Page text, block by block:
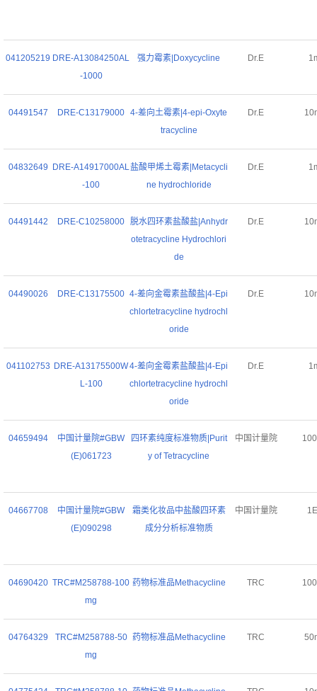
041205219 DRE-A13084250AL
-1000
强力霉素|Doxycycline Dr.E
04491547 DRE-C13179000 4-差向土霉素|4-epi-Oxyte
tracycline
Dr.E
04832649
DRE-A14917000AL
-100
盐酸甲烯土霉素|Metacycli
ne hydrochloride
Dr.E
04491442 DRE-C10258000 脱水四环素盐酸盐|Anhydr
otetracycline Hydrochlori
de
Dr.E
04490026 DRE-C13175500 4-差向金霉素盐酸盐|4-Epi
chlortetracycline hydrochl
oride
Dr.E
041102753 DRE-A13175500W
L-100
4-差向金霉素盐酸盐|4-Epi
chlortetracycline hydrochl
oride
Dr.E
04659494
中国计量院#GBW
(E)061723
四环素纯度标准物质|Purit
y of Tetracycline
中国计量院
04667708
中国计量院#GBW
(E)090298
霜类化妆品中盐酸四环素
成分分析标准物质
中国计量院
04690420 TRC#M258788-100
mg
药物标准品Methacycline TRC
04764329
TRC#M258788-50
mg
药物标准品Methacycline TRC